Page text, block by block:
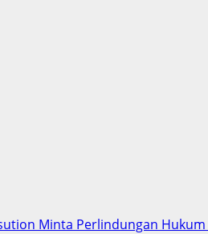
Minta Perlindungan